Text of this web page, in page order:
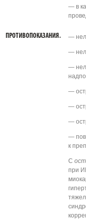
— в
ПРОТИВОПОКАЗАНИЯ. —
—
—
—
—
—
—
к
С
при